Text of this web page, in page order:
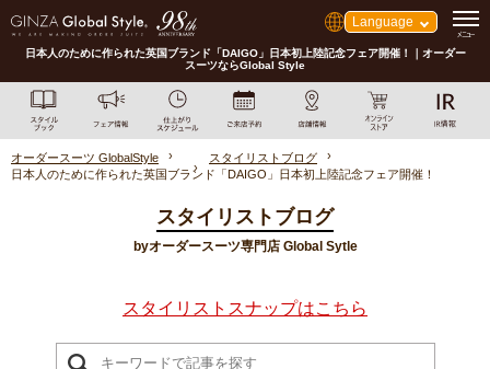
Language
日本人のために作られた英国ブランド「DAIGO」日本初上陸記念フェア開催！｜オーダー
スーツならGlobal Style
オーダースーツ GlobalStyle
スタイリストブログ
日本人のために作られた英国ブランド「DAIGO」日本初上陸記念フェア開催！
スタイリストブログ
byオーダースーツ専門店 Global Sytle
スタイリストスナップはこちら